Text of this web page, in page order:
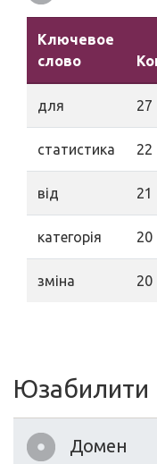
Ключевое
слово
для 27
статистика 22
від 21
категорія 20
зміна 20
Юзабилити
Домен